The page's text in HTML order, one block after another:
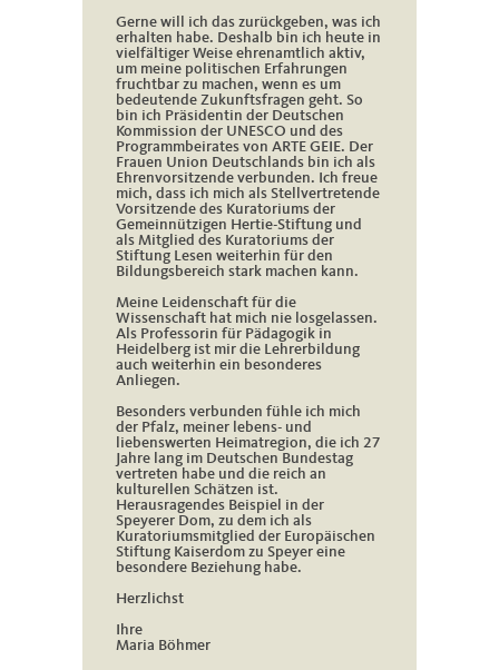
Gerne will ich das zurückgeben, was ich
erhalten habe. Deshalb bin ich heute in
vielfältiger Weise ehrenamtlich aktiv,
um meine politischen Erfahrungen
fruchtbar zu machen, wenn es um
bedeutende Zukunftsfragen geht. So
bin ich Präsidentin der Deutschen
Kommission der UNESCO und des
Programmbeirates von ARTE GEIE. Der
Frauen Union Deutschlands bin ich als
Ehrenvorsitzende verbunden. Ich freue
mich, dass ich mich als Stellvertretende
Vorsitzende des Kuratoriums der
Gemeinnützigen Hertie-Stiftung und
als Mitglied des Kuratoriums der
Stiftung Lesen weiterhin für den
Bildungsbereich stark machen kann.
Meine Leidenschaft für die
Wissenschaft hat mich nie losgelassen.
Als Professorin für Pädagogik in
Heidelberg ist mir die Lehrerbildung
auch weiterhin ein besonderes
Anliegen.
Besonders verbunden fühle ich mich
der Pfalz, meiner lebens- und
liebenswerten Heimatregion, die ich 27
Jahre lang im Deutschen Bundestag
vertreten habe und die reich an
kulturellen Schätzen ist.
Herausragendes Beispiel in der
Speyerer Dom, zu dem ich als
Kuratoriumsmitglied der Europäischen
Stiftung Kaiserdom zu Speyer eine
besondere Beziehung habe.
Herzlichst
Ihre
Maria Böhmer